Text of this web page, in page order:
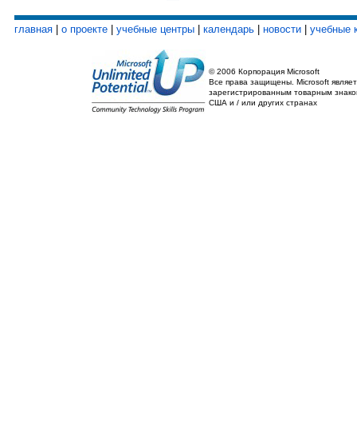
главная о проекте учебные центры календарь новости учебные
© 2006 Корпорация Microsoft
Все права защищены. Microsoft
зарегистрированным товарным
США и / или других странах